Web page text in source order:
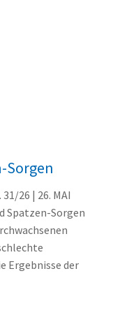
Sorgen
26 | 26. MAI
Spatzen-Sorgen
Ergebnisse der